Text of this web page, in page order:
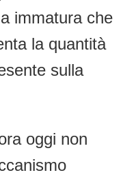
immatura che
la quantità
sulla
oggi non